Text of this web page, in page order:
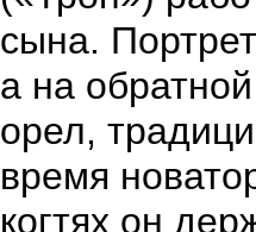
сына.
а на
орел,
время
когтях он